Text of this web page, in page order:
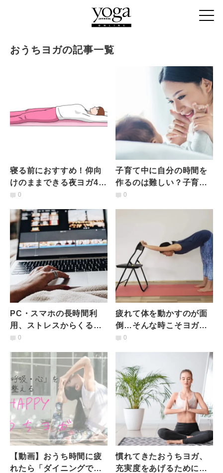
おうちヨガの記事一覧
寝る前におすすめ！仰向
けのままできる夜ヨガ4つ
のポーズ｜疲れもイライ
0
子育て中に自分の時間を
作るのは難しい？子育て
ママがヨガ時間を作るた
0
PC・スマホの長時間利
用、ストレスからくるイ
ヤ～な頭痛をやわらげる
0
疲れて体を動かすのが面
倒…そんな時こそヨガ！
椅子を使った疲労回復ポ
0
【動画】おうち時間に疲
れたら「ダイニングで」
慣れてきたおうちヨガ、
充実度をあげるために見